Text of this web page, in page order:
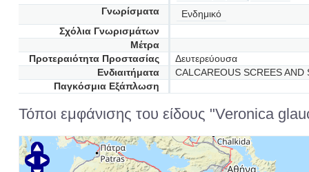
Γνωρίσματα
Ενδημικό
Σχόλια Γνωρισμάτων
Μέτρα
Προτεραιότητα Προστασίας
Δευτερεύουσα
Ενδιαιτήματα
CALCAREOUS SCREES
Παγκόσμια Εξάπλωση
Τόποι εμφάνισης του είδους "Veronica